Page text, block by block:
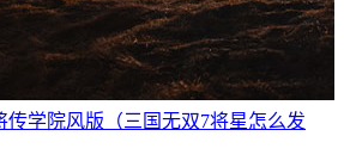
传学院风版（三国无双7将星怎么发